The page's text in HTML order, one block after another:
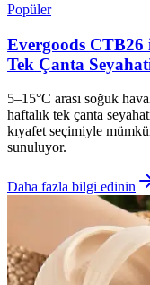
Popüler
Evergoods
Tek Çanta
5–15°C arası soğuk
haftalık tek çanta
kıyafet seçimiyle
sunuluyor.
Daha fazla bilgi edinin